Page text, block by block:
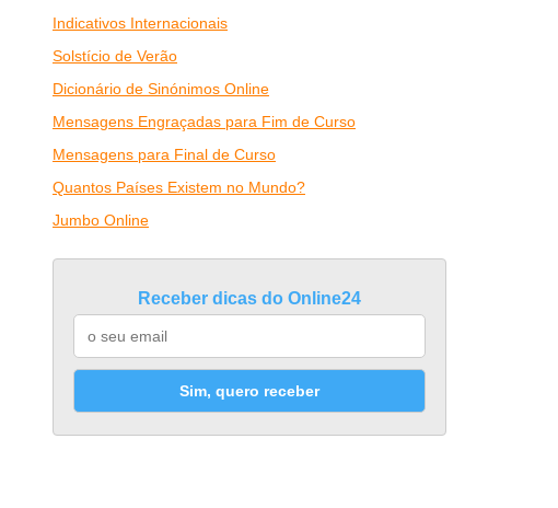
Indicativos Internacionais
Solstício de Verão
Dicionário de Sinónimos Online
Mensagens Engraçadas para Fim de Curso
Mensagens para Final de Curso
Quantos Países Existem no Mundo?
Jumbo Online
Receber dicas do Online24
Sim, quero receber